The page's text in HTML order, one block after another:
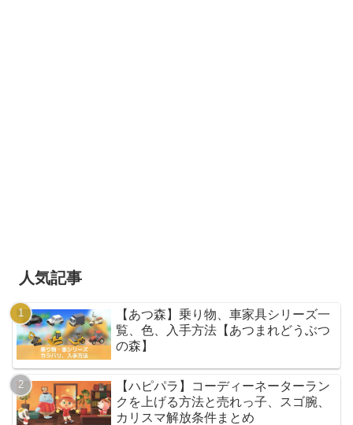
人気記事
【あつ森】乗り物、車家具シリーズ一
覧、色、入手方法【あつまれどうぶつ
の森】
【ハピパラ】コーディーネーターラン
クを上げる方法と売れっ子、スゴ腕、
カリスマ解放条件まとめ